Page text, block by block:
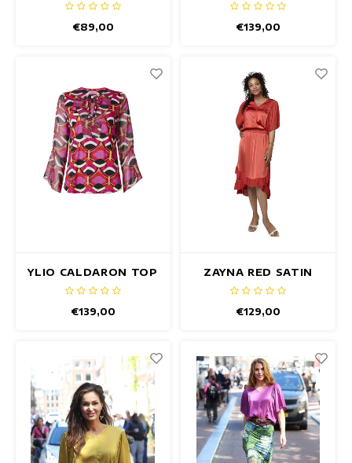
€89,00
€139,00
YLIO CALDARON TOP
€139,00
ZAYNA RED SATIN
TOP
€129,00